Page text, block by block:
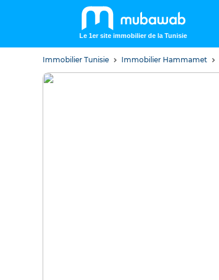
Le 1er site immobilier de la Tunisie
Immobilier Tunisie Immobilier Hammamet